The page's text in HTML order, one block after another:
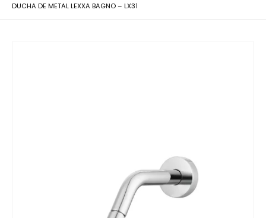
DUCHA DE METAL LEXXA BAGNO – LX31